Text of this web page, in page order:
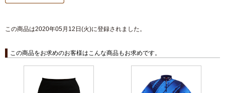
この商品は2020年05月12日(火)に登録されました。
この商品をお求めのお客様はこんな商品もお求めです。